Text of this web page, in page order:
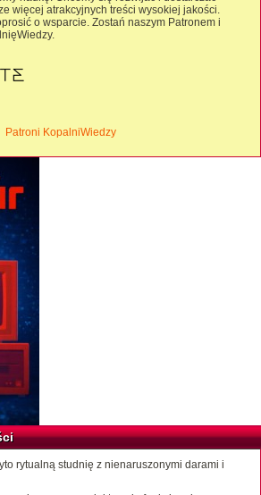
więcej atrakcyjnych treści wysokiej jakości.
o wsparcie. Zostań naszym Patronem i
Patroni KopalniWiedzy
rytualną studnię z nienaruszonymi darami i